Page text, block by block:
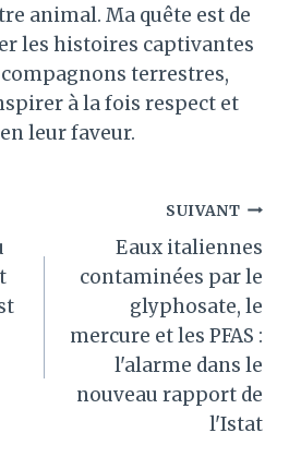
animal. Ma quête est de
les histoires captivantes
compagnons terrestres,
à la fois respect et
leur faveur.
SUIVANT
Eaux italiennes
contaminées par le
glyphosate, le
mercure et les PFAS :
l'alarme dans le
nouveau rapport de
l'Istat